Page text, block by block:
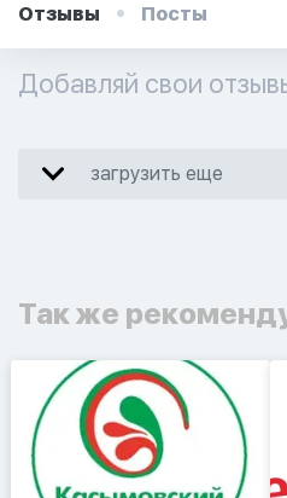
Отзывы Посты
Добавляй свои
загрузить еще
Так же